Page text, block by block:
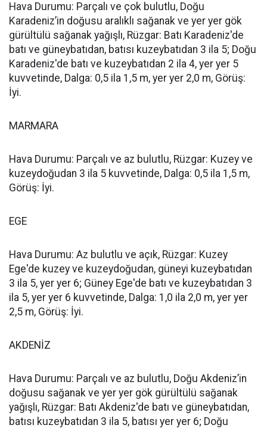
Hava Durumu: Parçalı ve çok bulutlu, Doğu
Karadeniz’in doğusu aralıklı sağanak ve yer yer gök
gürültülü sağanak yağışlı, Rüzgar: Batı Karadeniz'de
batı ve güneybatıdan, batısı kuzeybatıdan 3 ila 5; Doğu
Karadeniz'de batı ve kuzeybatıdan 2 ila 4, yer yer 5
kuvvetinde, Dalga: 0,5 ila 1,5 m, yer yer 2,0 m, Görüş:
İyi.
MARMARA
Hava Durumu: Parçalı ve az bulutlu, Rüzgar: Kuzey ve
kuzeydoğudan 3 ila 5 kuvvetinde, Dalga: 0,5 ila 1,5 m,
Görüş: İyi.
EGE
Hava Durumu: Az bulutlu ve açık, Rüzgar: Kuzey
Ege'de kuzey ve kuzeydoğudan, güneyi kuzeybatıdan
3 ila 5, yer yer 6; Güney Ege'de batı ve kuzeybatıdan 3
ila 5, yer yer 6 kuvvetinde, Dalga: 1,0 ila 2,0 m, yer yer
2,5 m, Görüş: İyi.
AKDENİZ
Hava Durumu: Parçalı ve az bulutlu, Doğu Akdeniz’in
doğusu sağanak ve yer yer gök gürültülü sağanak
yağışlı, Rüzgar: Batı Akdeniz'de batı ve güneybatıdan,
batısı kuzeybatıdan 3 ila 5, batısı yer yer 6; Doğu